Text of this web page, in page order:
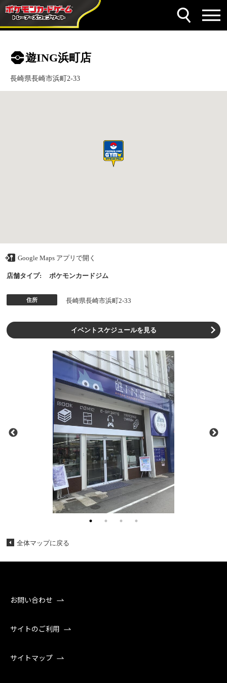
遊ING浜町店
長崎県長崎市浜町2-33
Google Maps アプリで開く
店舗タイプ: ポケモンカードジム
住所 長崎県長崎市浜町2-33
イベントスケジュールを見る
全体マップに戻る
お問い合わせ
サイトのご利用
サイトマップ